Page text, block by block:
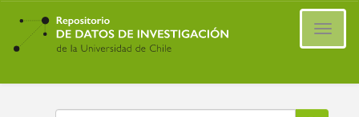
Ir
contenido
principal
Buscar